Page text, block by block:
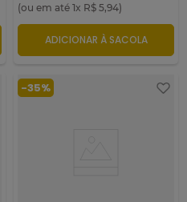
(ou em até 1x R$ 5,94)
ADICIONAR À SACOLA
-35%